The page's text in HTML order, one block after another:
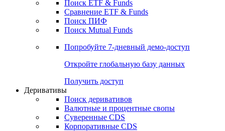
Поиск ETF & Funds
Сравнение ETF & Funds
Поиск ПИФ
Поиск Mutual Funds
Попробуйте 7-дневный демо-доступ
Откройте глобальную базу данных
Получить доступ
Деривативы
Поиск деривативов
Валютные и процентные свопы
Суверенные CDS
Корпоративные CDS